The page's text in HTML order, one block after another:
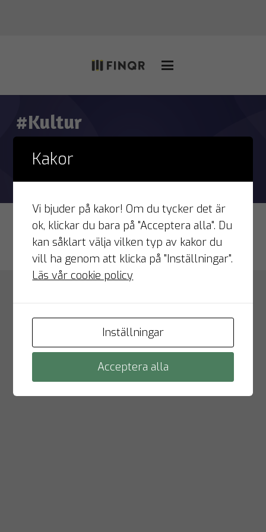
#Kultur
Hem #Kultur
Med bra produkter & ett gott värdskap så
”kränger” man inte
Kakor
Vi bjuder på kakor! Om du tycker det är
ok, klickar du bara på "Acceptera alla". Du
kan såklart välja vilken typ av kakor du
vill ha genom att klicka på "Inställningar".
Läs vår cookie policy
Inställningar
Acceptera alla